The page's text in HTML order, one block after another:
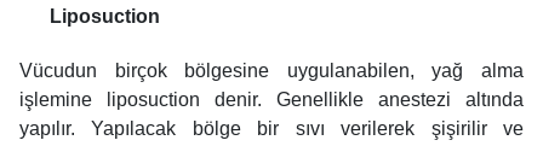
Liposuction
Vücudun birçok bölgesine uygulanabilen, yağ alma
işlemine liposuction denir. Genellikle anestezi altında
yapılır. Yapılacak bölge bir sıvı verilerek şişirilir ve